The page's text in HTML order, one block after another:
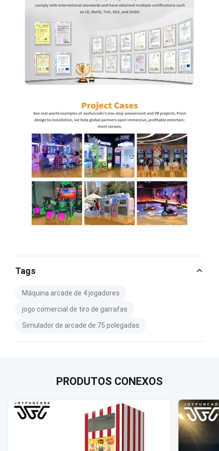
Tags
Máquina arcade de 4 jogadores
jogo comercial de tiro de garrafas
Simulador de arcade de 75 polegadas
PRODUTOS CONEXOS